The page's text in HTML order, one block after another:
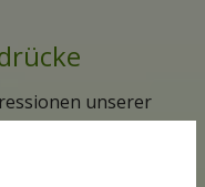
unserer
ersten Besuch
wieder und